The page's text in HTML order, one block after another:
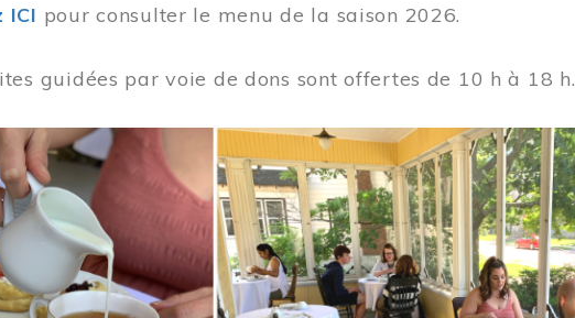
ICI pour consulter le menu de la saison 2026.
guidées par voie de dons sont offertes de 10 h à 18 h.